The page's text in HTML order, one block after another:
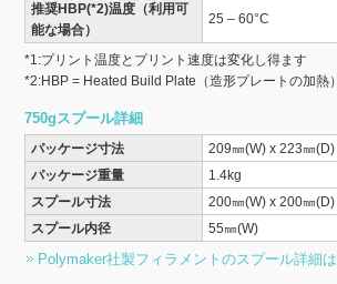
推奨HBP(*2)温度（利用可
能な場合）
25 – 60°C
*1:プリント温度とプリント速度は変化し得ます
*2:HBP = Heated Build Plate（造形プレートの加熱）
750gスプール詳細
パッケージ寸法
209㎜(W) x 223㎜
パッケージ重量
1.4kg
スプール寸法
200㎜(W) x 200㎜
スプール内径
55㎜(W)
Polymaker社製フィラメントのスプール詳細